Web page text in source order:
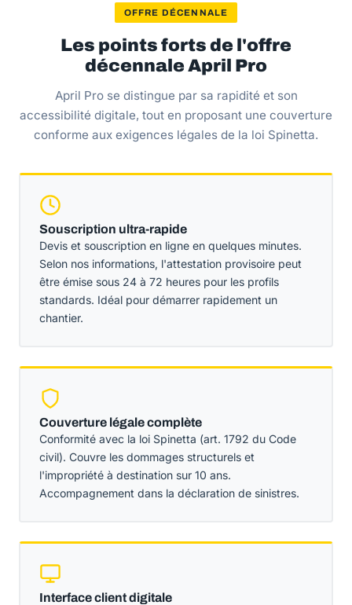
OFFRE DÉCENNALE
Les points forts de l'offre
décennale April Pro
April Pro se distingue par sa rapidité et son
accessibilité digitale, tout en proposant une couverture
conforme aux exigences légales de la loi Spinetta.
Souscription ultra-rapide
Devis et souscription en ligne en quelques minutes.
Selon nos informations, l'attestation provisoire peut
être émise sous 24 à 72 heures pour les profils
standards. Idéal pour démarrer rapidement un
chantier.
Couverture légale complète
Conformité avec la loi Spinetta (art. 1792 du Code
civil). Couvre les dommages structurels et
l'impropriété à destination sur 10 ans.
Accompagnement dans la déclaration de sinistres.
Interface client digitale